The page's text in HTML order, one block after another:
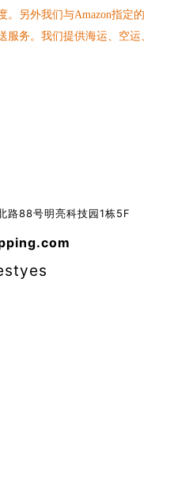
。另外我们与Amazon指定的
务。我们提供海运、空运、
路88号明亮科技园1栋5F